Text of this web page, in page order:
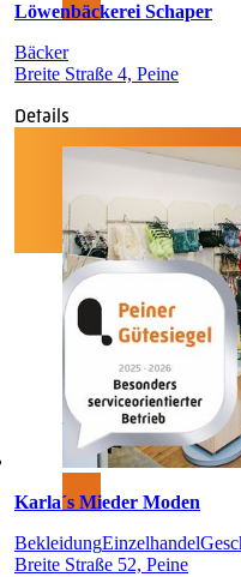
Löwenbäckerei Schaper
Bäcker
Breite Straße 4, Peine
Details
Karla´s Mieder Moden
BekleidungEinzelhandel
Breite Straße 52, Peine